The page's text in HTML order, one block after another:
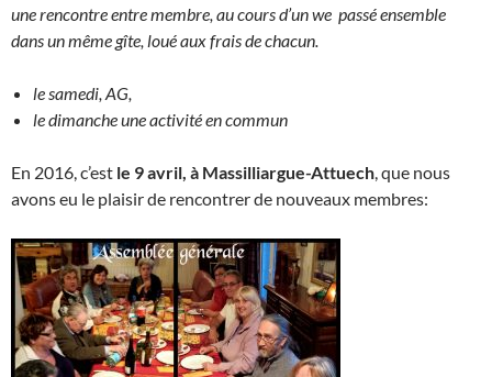
une rencontre entre membre, au cours d’un we passé ensemble
dans un même gîte, loué aux frais de chacun.
le samedi, AG,
le dimanche une activité en commun
En 2016, c’est le 9 avril, à Massilliargue-Attuech, que nous
avons eu le plaisir de rencontrer de nouveaux membres: